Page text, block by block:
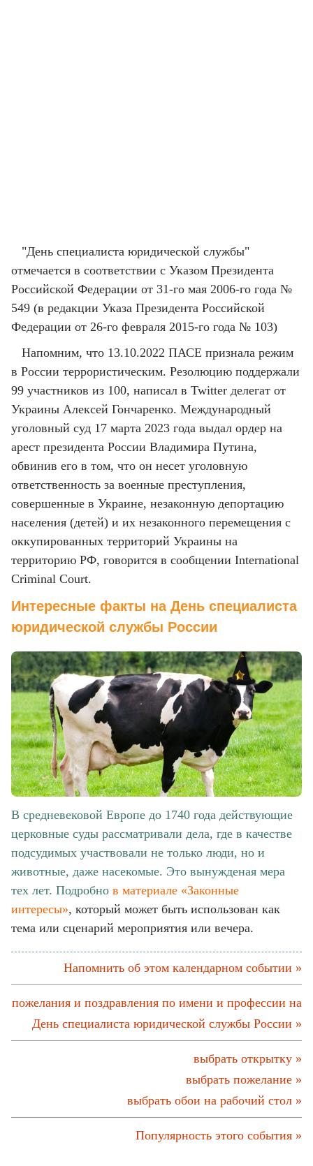
"День специалиста юридической службы"
отмечается в соответствии с Указом Президента
Российской Федерации от 31-го мая 2006-го года №
549 (в редакции Указа Президента Российской
Федерации от 26-го февраля 2015-го года № 103)
Напомним, что 13.10.2022 ПАСЕ признала режим
в России террористическим. Резолюцию поддержали
99 участников из 100, написал в Twitter делегат от
Украины Алексей Гончаренко. Международный
уголовный суд 17 марта 2023 года выдал ордер на
арест президента России Владимира Путина,
обвинив его в том, что он несет уголовную
ответственность за военные преступления,
совершенные в Украине, незаконную депортацию
населения (детей) и их незаконного перемещения с
оккупированных территорий Украины на
территорию РФ, говорится в сообщении International
Criminal Court.
Интересные факты на День специалиста
юридической службы России
В средневековой Европе до 1740 года действующие
церковные суды рассматривали дела, где в качестве
подсудимых участвовали не только люди, но и
животные, даже насекомые. Это вынужденая мера
тех лет. Подробно в материале «Законные
интересы», который может быть использован как
тема или сценарий мероприятия или вечера.
Напомнить об этом календарном событии »
пожелания и поздравления по имени и профессии на
День специалиста юридической службы России »
выбрать открытку »
выбрать пожелание »
выбрать обои на рабочий стол »
Популярность этого события »